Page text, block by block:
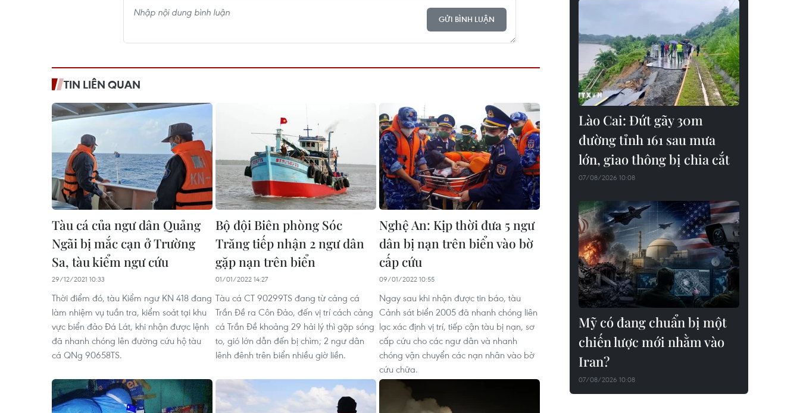
GỬI BÌNH LUẬN
TIN LIÊN QUAN
Tàu cá của ngư dân Quảng
Ngãi bị mắc cạn ở Trường
Sa, tàu kiểm ngư cứu
29/12/2021 10:33
Thời điểm đó, tàu Kiểm ngư KN 418 đang
làm nhiệm vụ tuần tra, kiểm soát tại khu
vực biển đảo Đá Lát, khi nhận được lệnh
đã nhanh chóng lên đường cứu hộ tàu
cá QNg 90658TS.
Bộ đội Biên phòng Sóc
Trăng tiếp nhận 2 ngư dân
gặp nạn trên biển
01/01/2022 14:27
Tàu cá CT 90299TS đang từ cảng cá
Trần Đề ra Côn Đảo, đến vị trí cách cảng
cá Trần Đề khoảng 29 hải lý thì gặp sóng
to, gió lớn dẫn đến bị chìm; 2 ngư dân
lênh đênh trên biển nhiều giờ liền.
Nghệ An: Kịp thời đưa 5 ngư
dân bị nạn trên biển vào bờ
cấp cứu
09/01/2022 10:55
Ngay sau khi nhận được tin báo, tàu
Cảnh sát biển 2005 đã nhanh chóng liên
lạc xác định vị trí, tiếp cận tàu bị nạn, sơ
cấp cứu cho các ngư dân và nhanh
chóng vận chuyển các nạn nhân vào bờ
cứu chữa.
Lào Cai: Đứt gãy 30m
đường tỉnh 161 sau mưa
lớn, giao thông bị chia cắt
07/08/2026 10:08
Mỹ có đang chuẩn bị một
chiến lược mới nhằm vào
Iran?
07/08/2026 10:08